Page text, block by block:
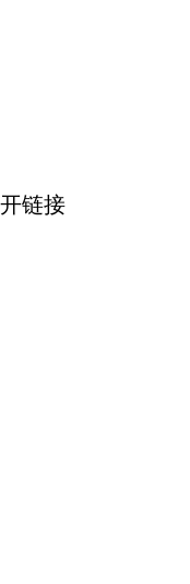
链接